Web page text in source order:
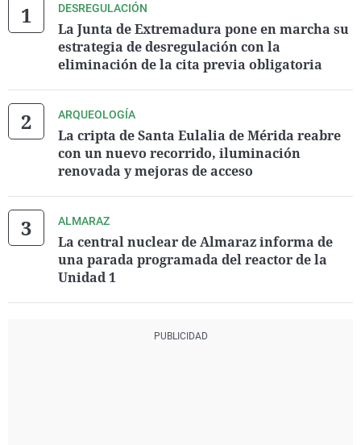
DESREGULACIÓN
La Junta de Extremadura pone en marcha su
estrategia de desregulación con la
eliminación de la cita previa obligatoria
ARQUEOLOGÍA
La cripta de Santa Eulalia de Mérida reabre
con un nuevo recorrido, iluminación
renovada y mejoras de acceso
ALMARAZ
La central nuclear de Almaraz informa de
una parada programada del reactor de la
Unidad 1